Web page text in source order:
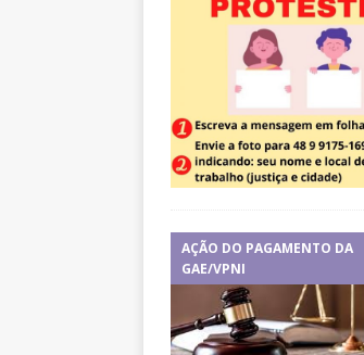
AÇÃO DO PAGAMENTO DA
GAE/VPNI